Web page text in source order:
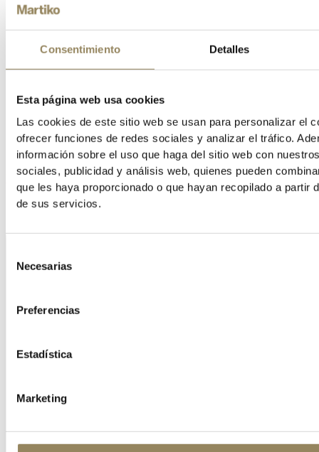
Consentimiento Detalles
Esta página web usa cookies
Las cookies de este sitio web se usan para personalizar el
ofrecer funciones de redes sociales y analizar el tráfico.
información sobre el uso que haga del sitio web con
sociales, publicidad y análisis web, quienes pueden
que les haya proporcionado o que hayan recopilado a partir
de sus servicios.
Necesarias
Preferencias
Estadística
Marketing
Vimeo